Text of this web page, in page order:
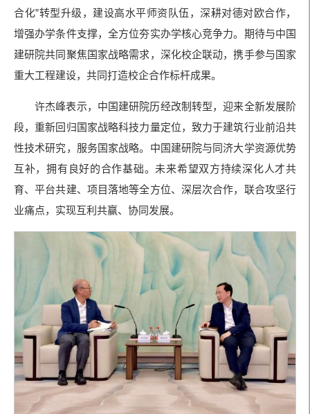
合化”转型升级，建设高水平师资队伍，深耕对德对欧合作，
增强办学条件支撑，全方位夯实办学核心竞争力。期待与中国
建研院共同聚焦国家战略需求，深化校企联动，携手参与国家
重大工程建设，共同打造校企合作标杆成果。
许杰峰表示，中国建研院历经改制转型，迎来全新发展阶
段，重新回归国家战略科技力量定位，致力于建筑行业前沿共
性技术研究，服务国家战略。中国建研院与同济大学资源优势
互补，拥有良好的合作基础。未来希望双方持续深化人才共
育、平台共建、项目落地等全方位、深层次合作，联合攻坚行
业痛点，实现互利共赢、协同发展。